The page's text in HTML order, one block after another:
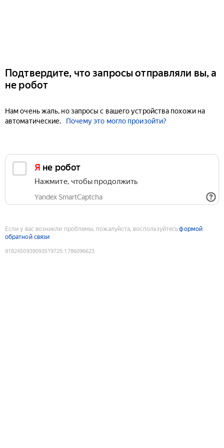
Подтвердите, что запросы отправляли вы, а
не робот
Нам очень жаль, но запросы с вашего устройства похожи на
автоматические.
Почему это могло произойти?
Я не робот
Нажмите, чтобы продолжить
Yandex SmartCaptcha
Если у вас возникли проблемы, пожалуйста, воспользуйтесьформой
обратной связи
9182450939093519725:1786096623